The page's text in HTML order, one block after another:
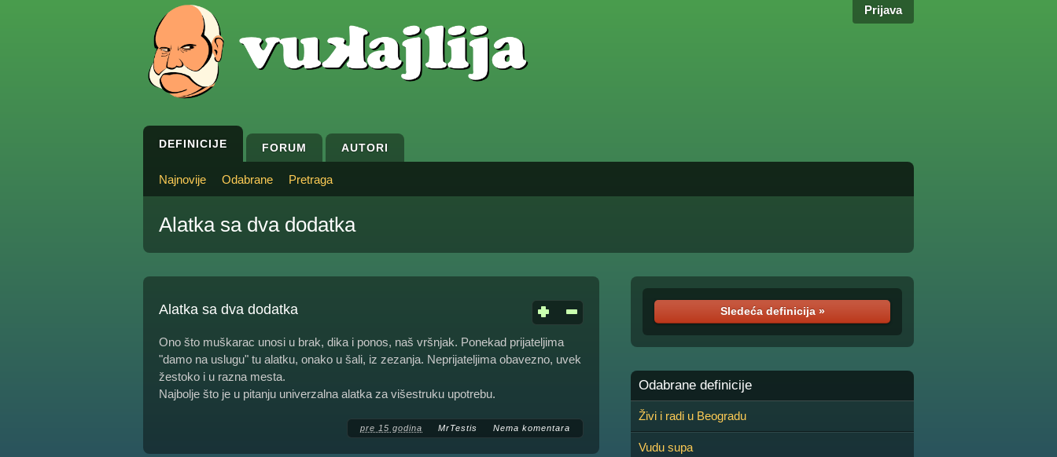
Prijava
DEFINICIJE FORUM AUTORI
Najnovije Odabrane Pretraga
Alatka sa dva dodatka
Alatka sa dva dodatka
Ono što muškarac unosi u brak, dika i ponos, naš vršnjak. Ponekad prijateljima
"damo na uslugu" tu alatku, onako u šali, iz zezanja. Neprijateljima obavezno, uvek
žestoko i u razna mesta.
Najbolje što je u pitanju univerzalna alatka za višestruku upotrebu.
pre 15 godina MrTestis Nema komentara
Sledeća definicija »
Odabrane definicije
Živi i radi u Beogradu
Vudu supa